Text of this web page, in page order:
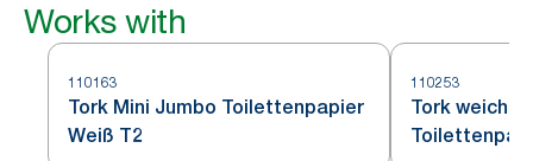
Works with
110163
Tork Mini Jumbo Toilettenpapier
Weiß T2
110253
Tork